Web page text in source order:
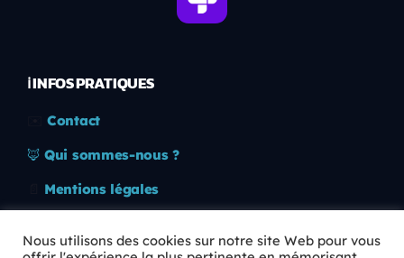
ℹ️ INFOS PRATIQUES
Contact
🦊 Qui sommes-nous ?
Mentions légales
Nous utilisons des cookies sur notre site Web pour vous